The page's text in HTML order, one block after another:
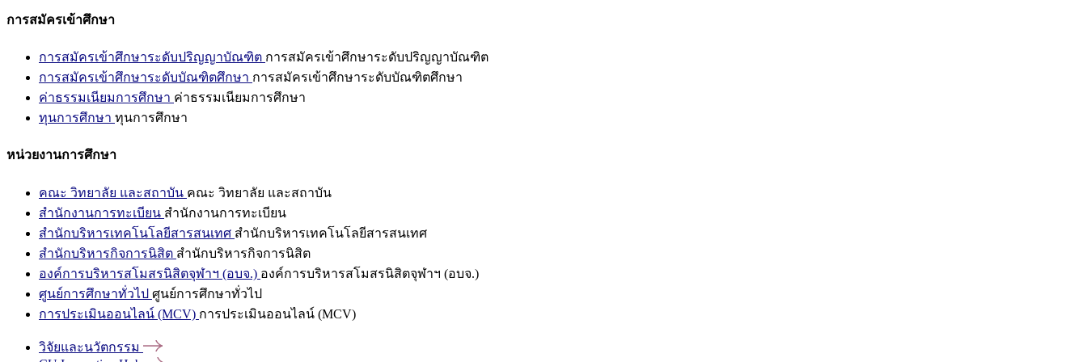
การสมัครเข้าศึกษา
การสมัครเข้าศึกษาระดับปริญญาบัณฑิต การสมัครเข้าศึกษาระดับปริญญาบัณฑิต
การสมัครเข้าศึกษาระดับบัณฑิตศึกษา การสมัครเข้าศึกษาระดับบัณฑิตศึกษา
ค่าธรรมเนียมการศึกษา ค่าธรรมเนียมการศึกษา
ทุนการศึกษา ทุนการศึกษา
หน่วยงานการศึกษา
คณะ วิทยาลัย และสถาบัน คณะ วิทยาลัย และสถาบัน
สำนักงานการทะเบียน สำนักงานการทะเบียน
สำนักบริหารเทคโนโลยีสารสนเทศ สำนักบริหารเทคโนโลยีสารสนเทศ
สำนักบริหารกิจการนิสิต สำนักบริหารกิจการนิสิต
องค์การบริหารสโมสรนิสิตจุฬาฯ (อบจ.) องค์การบริหารสโมสรนิสิตจุฬาฯ (อบจ.)
ศูนย์การศึกษาทั่วไป ศูนย์การศึกษาทั่วไป
การประเมินออนไลน์ (MCV) การประเมินออนไลน์ (MCV)
วิจัยและนวัตกรรม